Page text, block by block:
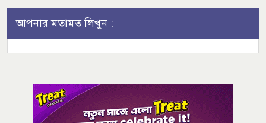
আপনার মতামত লিখুন :